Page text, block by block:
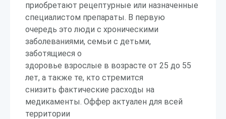
приобретают рецептурные или назначенные
специалистом препараты. В первую
очередь это люди с хроническими
заболеваниями, семьи с детьми,
заботящиеся о
здоровье взрослые в возрасте от 25 до 55
лет, а также те, кто стремится
снизить фактические расходы на
медикаменты. Оффер актуален для всей
территории